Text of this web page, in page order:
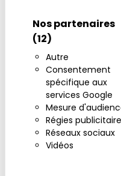
Nos partenaires
(12)
Autre
Consentement
spécifique aux
services Google
Mesure
Régies
Réseaux sociaux
Vidéos
Svetlanov était
Cela commença
même avant, car
Théâtre Bolchoï
l’opéra à l’âge de
scène dans le rôle
Madame Butterfly »
16 ans, nous allions
l’opéra du
magnifique petit
où les
étudiants du